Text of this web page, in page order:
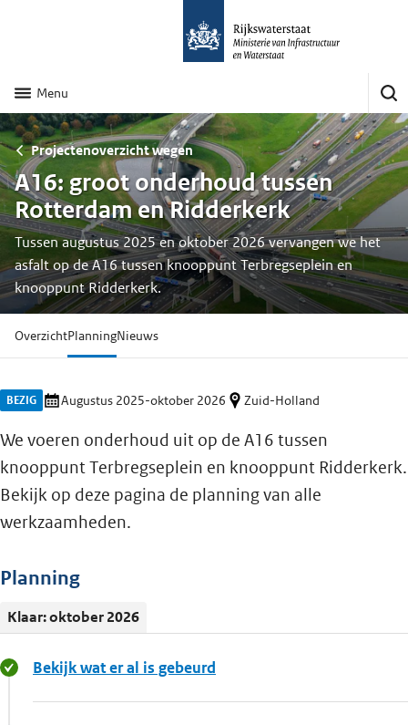
Menu
Projectenoverzicht wegen
A16: groot onderhoud tussen
Rotterdam en Ridderkerk
Tussen augustus 2025 en oktober 2026 vervangen we het
asfalt op de A16 tussen knooppunt Terbregseplein en
knooppunt Ridderkerk.
OverzichtPlanningNieuws
BEZIG Augustus 2025-oktober 2026 Zuid-Holland
We voeren onderhoud uit op de A16 tussen
knooppunt Terbregseplein en knooppunt Ridderkerk.
Bekijk op deze pagina de planning van alle
werkzaamheden.
Planning
Klaar: oktober 2026
Bekijk wat er al is gebeurd